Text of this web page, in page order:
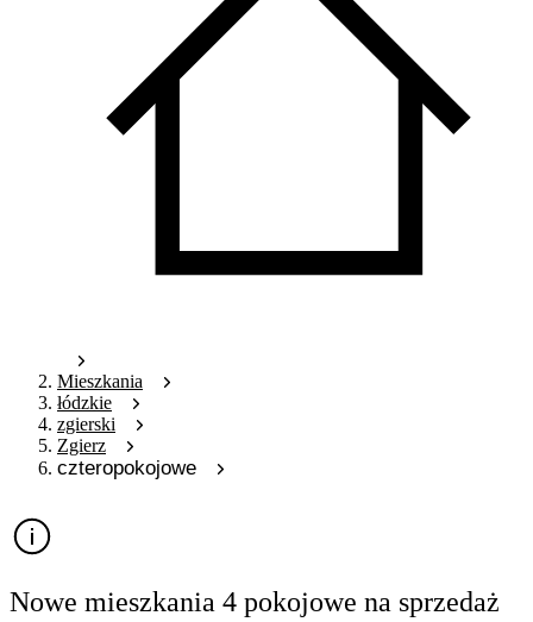
Mieszkania
łódzkie
zgierski
Zgierz
czteropokojowe
Nowe mieszkania 4 pokojowe na sprzedaż